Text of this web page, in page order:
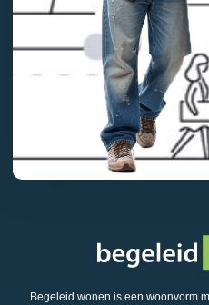
Begeleid wonen is een woonvorm